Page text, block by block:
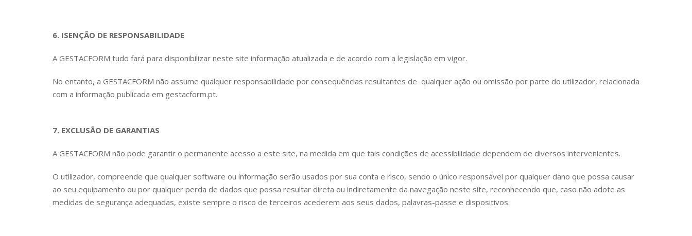
6. ISENÇÃO DE RESPONSABILIDADE
A GESTACFORM tudo fará para disponibilizar neste site informação atualizada e de acordo com a legislação em vigor.
No entanto, a GESTACFORM não assume qualquer responsabilidade por consequências resultantes de qualquer ação ou omissão por parte do utilizador, relacionada
com a informação publicada em gestacform.pt.
7. EXCLUSÃO DE GARANTIAS
A GESTACFORM não pode garantir o permanente acesso a este site, na medida em que tais condições de acessibilidade dependem de diversos intervenientes.
O utilizador, compreende que qualquer software ou informação serão usados por sua conta e risco, sendo o único responsável por qualquer dano que possa causar
ao seu equipamento ou por qualquer perda de dados que possa resultar direta ou indiretamente da navegação neste site, reconhecendo que, caso não adote as
medidas de segurança adequadas, existe sempre o risco de terceiros acederem aos seus dados, palavras-passe e dispositivos.